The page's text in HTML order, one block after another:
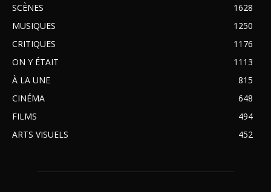
SCÈNES
1628
MUSIQUES
1250
CRITIQUES
1176
ON Y ÉTAIT
1113
À LA UNE
815
CINÉMA
648
FILMS
494
ARTS VISUELS
452